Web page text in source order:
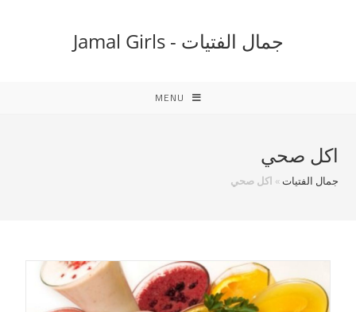
جمال الفتيات - Jamal Girls
MENU
اكل صحي
جمال الفتيات» اكل صحي